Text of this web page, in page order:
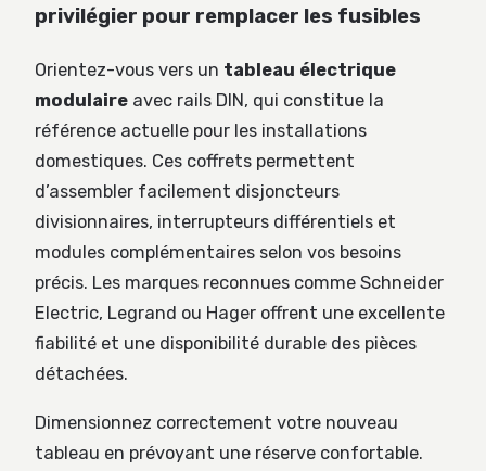
privilégier pour remplacer les fusibles
Orientez-vous vers un tableau électrique
modulaire avec rails DIN, qui constitue la
référence actuelle pour les installations
domestiques. Ces coffrets permettent
d’assembler facilement disjoncteurs
divisionnaires, interrupteurs différentiels et
modules complémentaires selon vos besoins
précis. Les marques reconnues comme Schneider
Electric, Legrand ou Hager offrent une excellente
fiabilité et une disponibilité durable des pièces
détachées.
Dimensionnez correctement votre nouveau
tableau en prévoyant une réserve confortable.